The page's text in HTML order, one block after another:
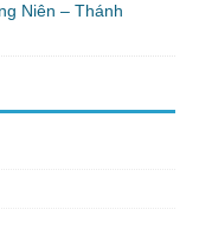
Niên – Thánh